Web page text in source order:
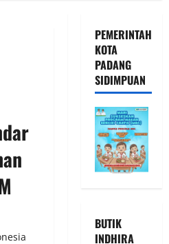
PEMERINTAH
KOTA
PADANG
SIDIMPUAN
BUTIK
INDHIRA